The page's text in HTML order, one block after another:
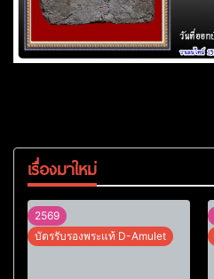
เรื่องมาใหม่
2569
บัตรรับรองพระแท้ D-Amulet